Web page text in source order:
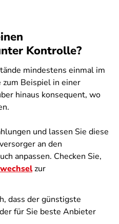
Kontrolle?
mindestens einmal im
Beispiel in einer
hinaus konsequent, wo
und lassen Sie diese
an den
anpassen. Checken Sie,
zur
dass der günstigste
für Sie beste Anbieter